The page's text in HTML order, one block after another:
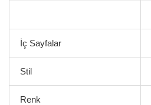
İç Sayfalar
Stil
Renk